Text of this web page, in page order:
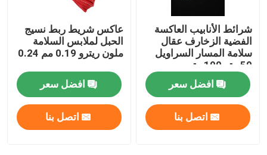
شرائط الأنابيب العاكسة
الفضية الزخارف عقال
سلامة المسار السراويل
50 متر 100 متر
افضل سعر
اتصل بنا
عاكس شريط ربط نسيج
الحبل لملابس السلامة
ملون ريترو 0.19 مم 0.24
افضل سعر
اتصل بنا